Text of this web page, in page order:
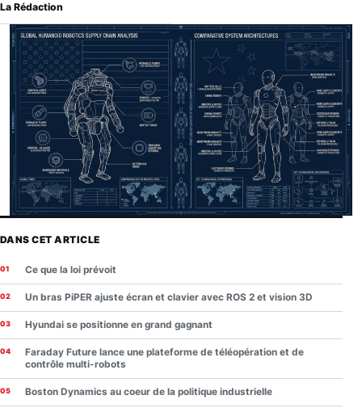
La Rédaction
DANS CET ARTICLE
Ce que la loi prévoit
Un bras PiPER ajuste écran et clavier avec ROS 2 et vision 3D
Hyundai se positionne en grand gagnant
Faraday Future lance une plateforme de téléopération et de
contrôle multi-robots
Boston Dynamics au coeur de la politique industrielle